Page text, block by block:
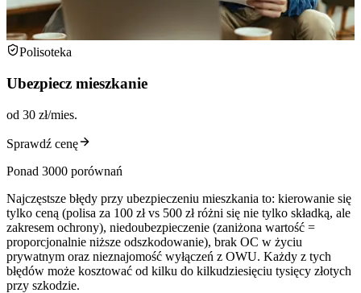
Polisoteka
Ubezpiecz mieszkanie
od 30 zł/mies.
Sprawdź cenę
Ponad 3000 porównań
Najczęstsze błędy przy ubezpieczeniu mieszkania to: kierowanie się
tylko ceną (polisa za 100 zł vs 500 zł różni się nie tylko składką, ale
zakresem ochrony), niedoubezpieczenie (zaniżona wartość =
proporcjonalnie niższe odszkodowanie), brak OC w życiu
prywatnym oraz nieznajomość wyłączeń z OWU. Każdy z tych
błędów może kosztować od kilku do kilkudziesięciu tysięcy złotych
przy szkodzie.